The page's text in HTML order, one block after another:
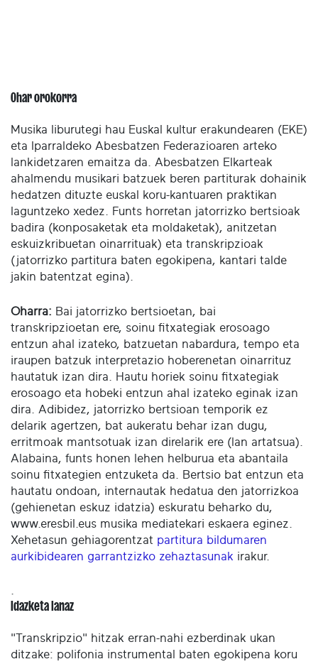
Ohar orokorra
Musika liburutegi hau Euskal kultur erakundearen (EKE)
eta Iparraldeko Abesbatzen Federazioaren arteko
lankidetzaren emaitza da. Abesbatzen Elkarteak
ahalmendu musikari batzuek beren partiturak dohainik
hedatzen dituzte euskal koru-kantuaren praktikan
laguntzeko xedez. Funts horretan jatorrizko bertsioak
badira (konposaketak eta moldaketak), anitzetan
eskuizkribuetan oinarrituak) eta transkripzioak
(jatorrizko partitura baten egokipena, kantari talde
jakin batentzat egina).
Oharra: Bai jatorrizko bertsioetan, bai
transkripzioetan ere, soinu fitxategiak erosoago
entzun ahal izateko, batzuetan nabardura, tempo eta
iraupen batzuk interpretazio hoberenetan oinarrituz
hautatuk izan dira. Hautu horiek soinu fitxategiak
erosoago eta hobeki entzun ahal izateko eginak izan
dira. Adibidez, jatorrizko bertsioan temporik ez
delarik agertzen, bat aukeratu behar izan dugu,
erritmoak mantsotuak izan direlarik ere (lan artatsua).
Alabaina, funts honen lehen helburua eta abantaila
soinu fitxategien entzuketa da. Bertsio bat entzun eta
hautatu ondoan, internautak hedatua den jatorrizkoa
(gehienetan eskuz idatzia) eskuratu beharko du,
www.eresbil.eus musika mediatekari eskaera eginez.
Xehetasun gehiagorentzat partitura bildumaren
aurkibidearen garrantzizko zehaztasunak irakur.
Idazketa lanaz
"Transkripzio" hitzak erran-nahi ezberdinak ukan
ditzake: polifonia instrumental baten egokipena koru